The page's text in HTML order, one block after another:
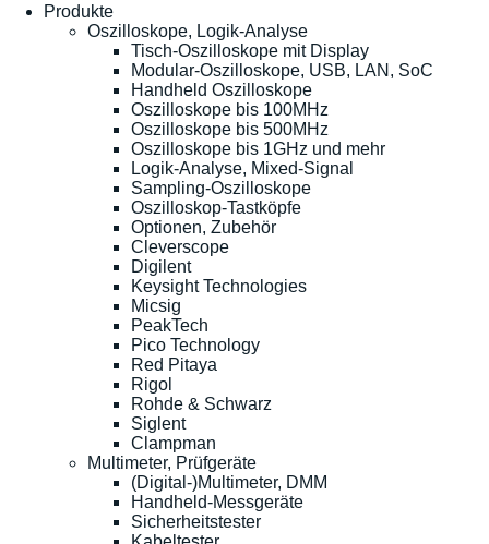
Produkte
Oszilloskope, Logik-Analyse
Tisch-Oszilloskope mit Display
Modular-Oszilloskope, USB, LAN, SoC
Handheld Oszilloskope
Oszilloskope bis 100MHz
Oszilloskope bis 500MHz
Oszilloskope bis 1GHz und mehr
Logik-Analyse, Mixed-Signal
Sampling-Oszilloskope
Oszilloskop-Tastköpfe
Optionen, Zubehör
Cleverscope
Digilent
Keysight Technologies
Micsig
PeakTech
Pico Technology
Red Pitaya
Rigol
Rohde & Schwarz
Siglent
Clampman
Multimeter, Prüfgeräte
(Digital-)Multimeter, DMM
Handheld-Messgeräte
Sicherheitstester